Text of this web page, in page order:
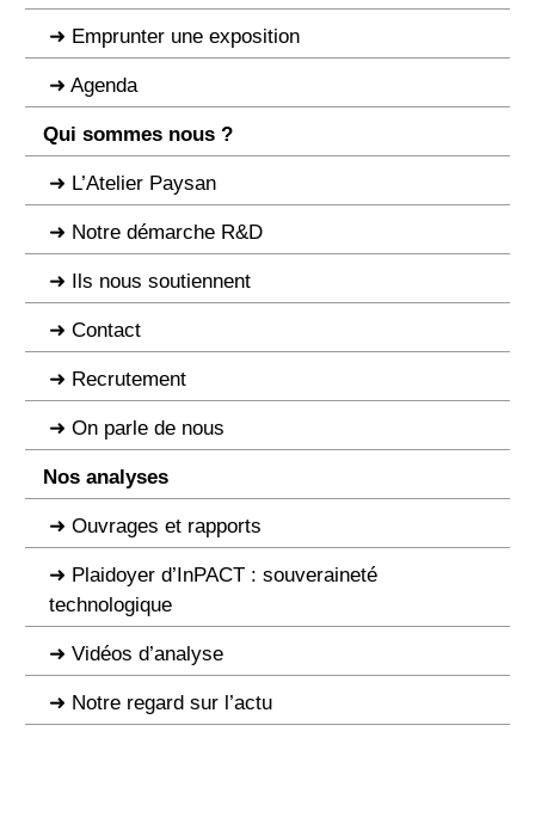
Emprunter une exposition
Agenda
Qui sommes nous ?
L’Atelier Paysan
Notre démarche R&D
Ils nous soutiennent
Contact
Recrutement
On parle de nous
Nos analyses
Ouvrages et rapports
Plaidoyer d’InPACT : souveraineté
technologique
Vidéos d’analyse
Notre regard sur l’actu